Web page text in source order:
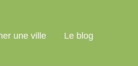
une ville Le blog